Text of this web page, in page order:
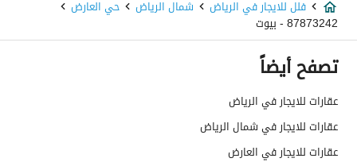
السعر
95000
المساحة
خدمات العقار
فلل للايجار في الرياض شمال الرياض حي العارض
87873242 - بيوت
تصفح أيضاً
عقارات للايجار في الرياض
عقارات للايجار في شمال الرياض
عقارات للايجار في العارض